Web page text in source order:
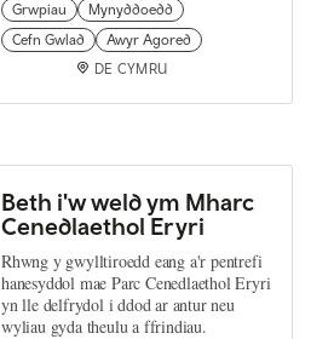
Grwpiau
Mynyddoedd
Cefn Gwlad
Awyr Agored
DE CYMRU
Beth i'w weld ym Mharc
Cenedlaethol Eryri
Rhwng y gwylltiroedd eang a'r pentrefi
hanesyddol mae Parc Cenedlaethol Eryri
yn lle delfrydol i ddod ar antur neu
wyliau gyda theulu a ffrindiau.